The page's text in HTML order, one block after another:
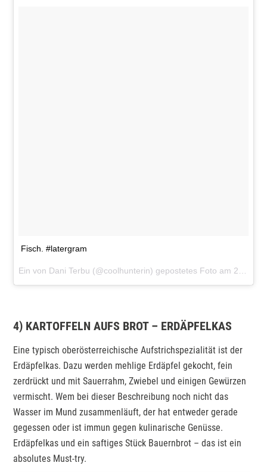
Fisch. #latergram
Ein von Dani Terbu (@coolhunterin) gepostetes Foto am 27. Aug 2015 um 11:30 Uhr
4) KARTOFFELN AUFS BROT – ERDÄPFELKAS
Eine typisch oberösterreichische Aufstrichspezialität ist der
Erdäpfelkas. Dazu werden mehlige Erdäpfel gekocht, fein
zerdrückt und mit Sauerrahm, Zwiebel und einigen Gewürzen
vermischt. Wem bei dieser Beschreibung noch nicht das
Wasser im Mund zusammenläuft, der hat entweder gerade
gegessen oder ist immun gegen kulinarische Genüsse.
Erdäpfelkas und ein saftiges Stück Bauernbrot – das ist ein
absolutes Must-try.